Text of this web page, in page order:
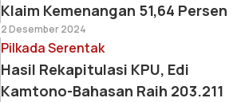
Klaim Kemenangan 51,64 Persen
2 Desember 2024
Pilkada Serentak
Hasil Rekapitulasi KPU, Edi
Kamtono-Bahasan Raih 203.211